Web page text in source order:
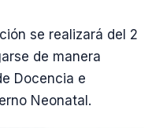
se realizará del 2
de manera
Docencia e
Neonatal.